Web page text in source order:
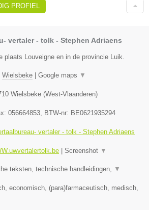
PROFIEL
vertaler - tolk - Stephen Adriaens
plaats Louveigne en in de provincie Luik.
Wielsbeke | Google maps ▼
Wielsbeke (West-Vlaanderen)
056664853 , BTW-nr: BE0621935294
vertaler - tolk - Stephen Adriaens
| Screenshot ▼
teksten, technische handleidingen, ▼
economisch, (para)farmaceutisch, medisch,